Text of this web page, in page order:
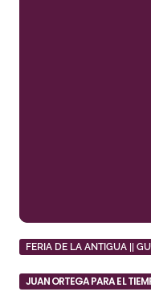
FERIA DE LA ANTIGUA ||
JUAN ORTEGA PARA EL